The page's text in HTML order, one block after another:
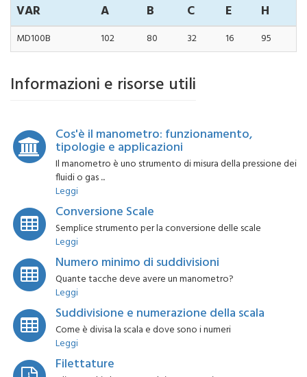
VAR A B C E H
MD100B 102 80 32 16 95
Informazioni e risorse utili
Cos'è il manometro: funzionamento,
tipologie e applicazioni
Il manometro è uno strumento di misura della pressione dei
fluidi o gas ...
Leggi
Conversione Scale
Semplice strumento per la conversione delle scale
Leggi
Numero minimo di suddivisioni
Quante tacche deve avere un manometro?
Leggi
Suddivisione e numerazione della scala
Come è divisa la scala e dove sono i numeri
Leggi
Filettature